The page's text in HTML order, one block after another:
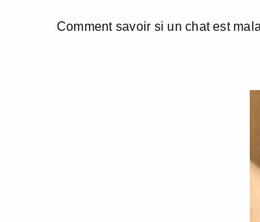
Comment savoir si un chat est